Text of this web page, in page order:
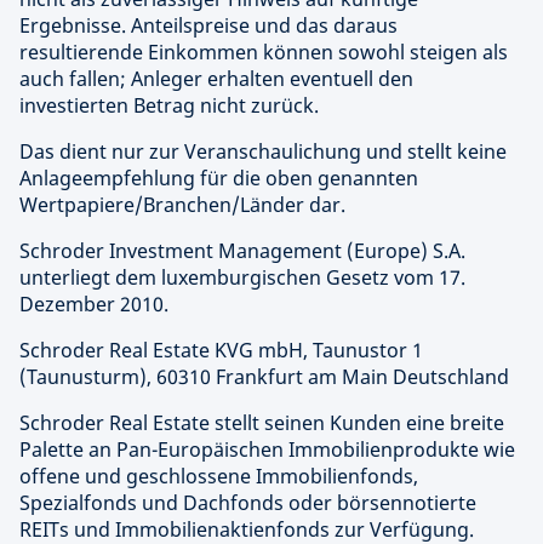
Ergebnisse. Anteilspreise und das daraus
resultierende Einkommen können sowohl steigen als
auch fallen; Anleger erhalten eventuell den
investierten Betrag nicht zurück.
Das dient nur zur Veranschaulichung und stellt keine
Anlageempfehlung für die oben genannten
Wertpapiere/Branchen/Länder dar.
Schroder Investment Management (Europe) S.A.
unterliegt dem luxemburgischen Gesetz vom 17.
Dezember 2010.
Schroder Real Estate KVG mbH, Taunustor 1
(Taunusturm), 60310 Frankfurt am Main Deutschland
Schroder Real Estate stellt seinen Kunden eine breite
Palette an Pan-Europäischen Immobilienprodukte wie
offene und geschlossene Immobilienfonds,
Spezialfonds und Dachfonds oder börsennotierte
REITs und Immobilienaktienfonds zur Verfügung.